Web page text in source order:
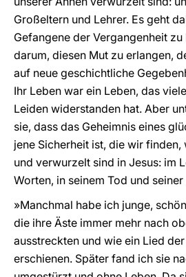
Großeltern und Lehrer. Es geht
Gefangene der Vergangenheit
darum, diesen Mut zu erlangen,
auf neue geschichtliche
Ihr Leben war ein Leben, das
Leiden widerstanden hat. Aber
sie, dass das Geheimnis eines
jene Sicherheit ist, die wir
und verwurzelt sind in Jesus: im
Worten, in seinem Tod und
»Manchmal habe ich junge,
die ihre Äste immer mehr nach
ausstreckten und wie ein Lied
erschienen. Später fand ich sie